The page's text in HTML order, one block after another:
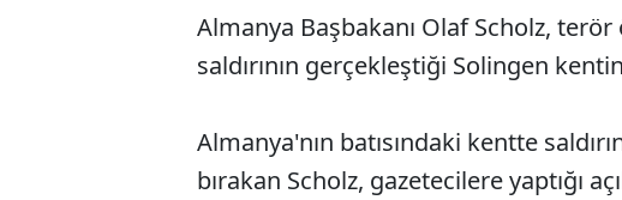
Almanya Başbakanı Olaf Scholz,
saldırının gerçekleştiği Solingen
Almanya'nın batısındaki kentte
bırakan Scholz, gazetecilere yaptığı